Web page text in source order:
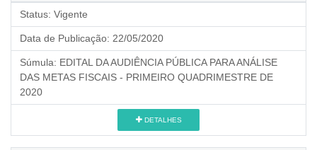
Status: Vigente
Data de Publicação: 22/05/2020
Súmula: EDITAL DA AUDIÊNCIA PÚBLICA PARA ANÁLISE
DAS METAS FISCAIS - PRIMEIRO QUADRIMESTRE DE
2020
DETALHES